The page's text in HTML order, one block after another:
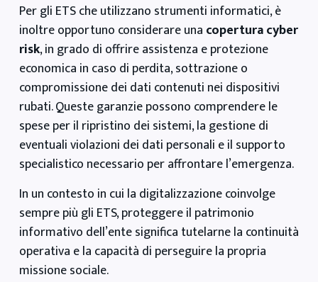
Per gli ETS che utilizzano strumenti informatici, è
inoltre opportuno considerare una copertura cyber
risk, in grado di offrire assistenza e protezione
economica in caso di perdita, sottrazione o
compromissione dei dati contenuti nei dispositivi
rubati. Queste garanzie possono comprendere le
spese per il ripristino dei sistemi, la gestione di
eventuali violazioni dei dati personali e il supporto
specialistico necessario per affrontare l’emergenza.
In un contesto in cui la digitalizzazione coinvolge
sempre più gli ETS, proteggere il patrimonio
informativo dell’ente significa tutelarne la continuità
operativa e la capacità di perseguire la propria
missione sociale.